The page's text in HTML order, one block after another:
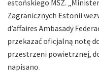
estońskiego MSZ.
Zagranicznych Estonii
d’affaires Ambasady
przekazać oficjalną notę
przestrzeni powietrznej,
napisano.